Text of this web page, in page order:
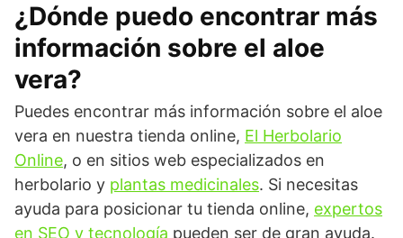
¿Dónde puedo encontrar más
información sobre el aloe
vera?
Puedes encontrar más información sobre el aloe
vera en nuestra tienda online, El Herbolario
Online, o en sitios web especializados en
herbolario y plantas medicinales. Si necesitas
ayuda para posicionar tu tienda online, expertos
en SEO y tecnología pueden ser de gran ayuda.